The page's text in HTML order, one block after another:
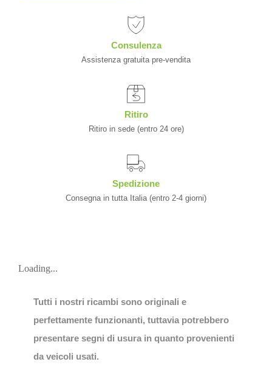
Consulenza
Assistenza gratuita pre-vendita
Ritiro
Ritiro in sede (entro 24 ore)
Spedizione
Consegna in tutta Italia (entro 2-4 giorni)
Loading...
Tutti i nostri ricambi sono originali e
perfettamente funzionanti, tuttavia potrebbero
presentare segni di usura in quanto provenienti
da veicoli usati.